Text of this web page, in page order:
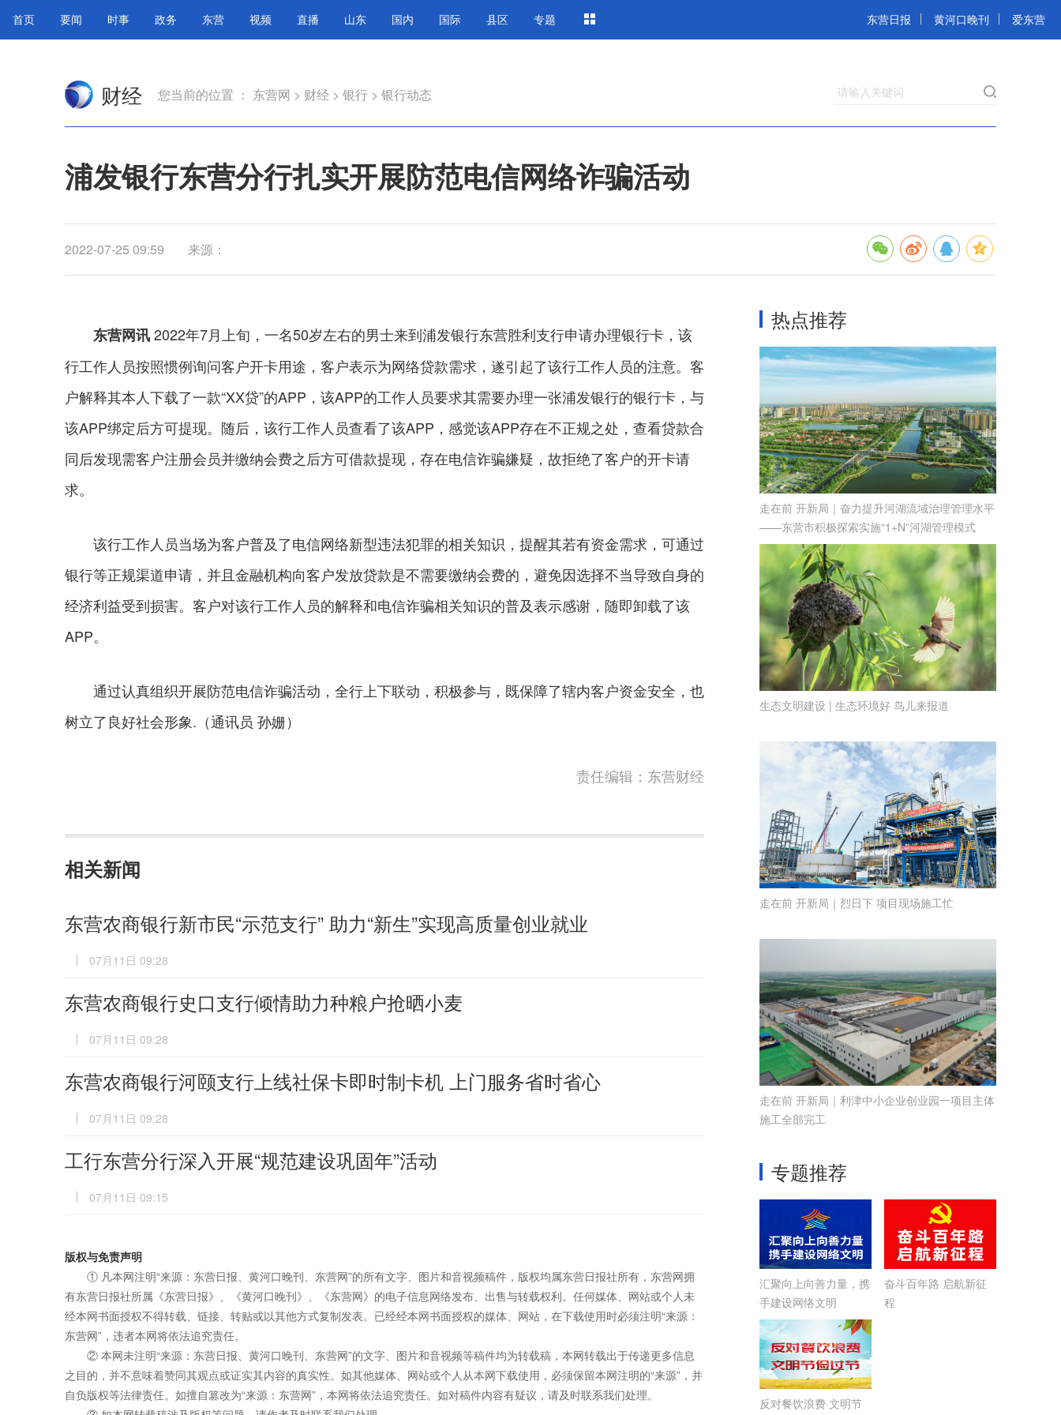
首页 要闻 时事 政务 东营 视频 直播 山东 国内 国际 县区 专题 东营日报 黄河口晚刊 爱东营
财经 您当前的位置 ： 东营网 > 财经 > 银行 > 银行动态 请输入关键词
浦发银行东营分行扎实开展防范电信网络诈骗活动
2022-07-25 09:59 来源：
东营网讯2022年7月上旬，一名50岁左右的男士来到浦发银行东营胜利支行申请办理银行卡，该
行工作人员按照惯例询问客户开卡用途，客户表示为网络贷款需求，遂引起了该行工作人员的注意。客
户解释其本人下载了一款“XX贷”的APP，该APP的工作人员要求其需要办理一张浦发银行的银行卡，与
该APP绑定后方可提现。随后，该行工作人员查看了该APP，感觉该APP存在不正规之处，查看贷款合
同后发现需客户注册会员并缴纳会费之后方可借款提现，存在电信诈骗嫌疑，故拒绝了客户的开卡请
求。
该行工作人员当场为客户普及了电信网络新型违法犯罪的相关知识，提醒其若有资金需求，可通过
银行等正规渠道申请，并且金融机构向客户发放贷款是不需要缴纳会费的，避免因选择不当导致自身的
经济利益受到损害。客户对该行工作人员的解释和电信诈骗相关知识的普及表示感谢，随即卸载了该
APP。
通过认真组织开展防范电信诈骗活动，全行上下联动，积极参与，既保障了辖内客户资金安全，也
树立了良好社会形象.（通讯员 孙姗）
责任编辑：东营财经
相关新闻
东营农商银行新市民“示范支行” 助力“新生”实现高质量创业就业
07月11日 09:28
东营农商银行史口支行倾情助力种粮户抢晒小麦
07月11日 09:28
东营农商银行河颐支行上线社保卡即时制卡机 上门服务省时省心
07月11日 09:28
工行东营分行深入开展“规范建设巩固年”活动
07月11日 09:15
版权与免责声明
① 凡本网注明“来源：东营日报、黄河口晚刊、东营网”的所有文字、图片和音视频稿件，版权均属东营日报社所有，东营网拥
有东营日报社所属《东营日报》、《黄河口晚刊》、《东营网》的电子信息网络发布、出售与转载权利。任何媒体、网站或个人未
经本网书面授权不得转载、链接、转贴或以其他方式复制发表。已经经本网书面授权的媒体、网站，在下载使用时必须注明“来源：
东营网”，违者本网将依法追究责任。
② 本网未注明“来源：东营日报、黄河口晚刊、东营网”的文字、图片和音视频等稿件均为转载稿，本网转载出于传递更多信息
之目的，并不意味着赞同其观点或证实其内容的真实性。如其他媒体、网站或个人从本网下载使用，必须保留本网注明的“来源”，并
自负版权等法律责任。如擅自篡改为“来源：东营网”，本网将依法追究责任。如对稿件内容有疑议，请及时联系我们处理。
热点推荐
走在前 开新局｜奋力提升河湖流域治理管理水平
——东营市积极探索实施“1+N”河湖管理模式
生态文明建设 | 生态环境好 鸟儿来报道
走在前 开新局｜烈日下 项目现场施工忙
走在前 开新局｜利津中小企业创业园一项目主体
施工全部完工
专题推荐
汇聚向上向善力量，携
手建设网络文明
奋斗百年路 启航新征
程
反对餐饮浪费·文明节